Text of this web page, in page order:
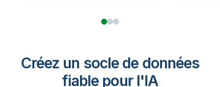
Créez un socle de données
fiable pour I'IA